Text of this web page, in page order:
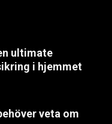
ultimate
i hjemmet
veta om